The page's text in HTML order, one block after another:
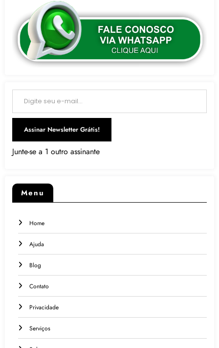
Digite seu e-mail…
Assinar Newsletter Grátis!
Junte-se a 1 outro assinante
Menu
Home
Ajuda
Blog
Contato
Privacidade
Serviços